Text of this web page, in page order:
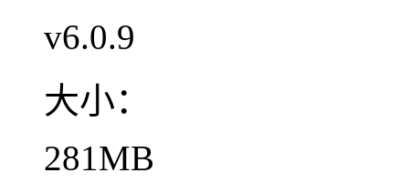
v6.0.9
大小：
281MB